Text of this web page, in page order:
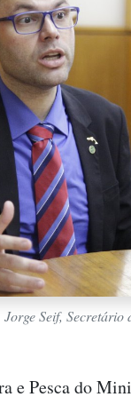
Jorge Seif,
e Pesca do